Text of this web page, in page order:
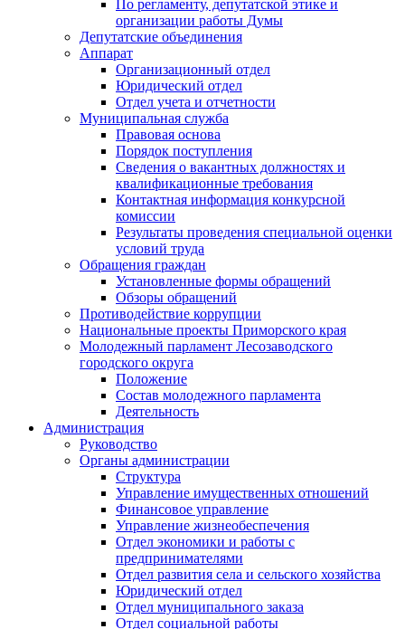
По регламенту, депутатской этике и
организации работы Думы
Депутатские объединения
Аппарат
Организационный отдел
Юридический отдел
Отдел учета и отчетности
Муниципальная служба
Правовая основа
Порядок поступления
Сведения о вакантных должностях и
квалификационные требования
Контактная информация конкурсной
комиссии
Результаты проведения специальной оценки
условий труда
Обращения граждан
Установленные формы обращений
Обзоры обращений
Противодействие коррупции
Национальные проекты Приморского края
Молодежный парламент Лесозаводского
городского округа
Положение
Состав молодежного парламента
Деятельность
Администрация
Руководство
Органы администрации
Структура
Управление имущественных отношений
Финансовое управление
Управление жизнеобеспечения
Отдел экономики и работы с
предпринимателями
Отдел развития села и сельского хозяйства
Юридический отдел
Отдел муниципального заказа
Отдел социальной работы